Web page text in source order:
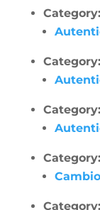
Category:
Category:
Category:
Category:
Category: